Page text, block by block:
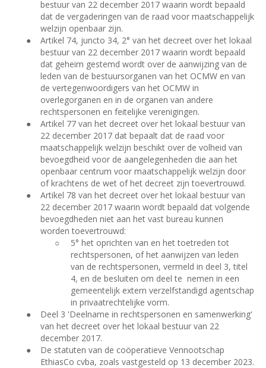
bestuur van 22 december 2017 waarin wordt bepaald
dat de vergaderingen van de raad voor maatschappelijk
welzijn openbaar zijn.
●
Artikel 74, juncto 34, 2° van het decreet over het lokaal
bestuur van 22 december 2017 waarin wordt bepaald
dat geheim gestemd wordt over de aanwijzing van de
leden van de bestuursorganen van het OCMW en van
de vertegenwoordigers van het OCMW in
overlegorganen en in de organen van andere
rechtspersonen en feitelijke verenigingen.
●
Artikel 77 van het decreet over het lokaal bestuur van
22 december 2017 dat bepaalt dat de raad voor
maatschappelijk welzijn beschikt over de volheid van
bevoegdheid voor de aangelegenheden die aan het
openbaar centrum voor maatschappelijk welzijn door
of krachtens de wet of het decreet zijn toevertrouwd.
●
Artikel 78 van het decreet over het lokaal bestuur van
22 december 2017 waarin wordt bepaald dat volgende
bevoegdheden niet aan het vast bureau kunnen
worden toevertrouwd:
○
5° het oprichten van en het toetreden tot
rechtspersonen, of het aanwijzen van leden
van de rechtspersonen, vermeld in deel 3, titel
4, en de besluiten om deel te nemen in een
gemeentelijk extern verzelfstandigd agentschap
in privaatrechtelijke vorm.
●
Deel 3 'Deelname in rechtspersonen en samenwerking'
van het decreet over het lokaal bestuur van 22
december 2017.
●
De statuten van de coöperatieve Vennootschap
EthiasCo cvba, zoals vastgesteld op 13 december 2023.